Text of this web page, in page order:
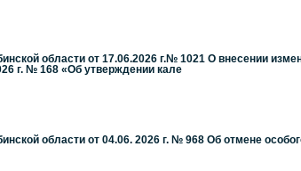
области от 17.06.2026 г.№ 1021 О внесении
г. № 168 «Об утверждении кале
области от 04.06. 2026 г. № 968 Об отмене